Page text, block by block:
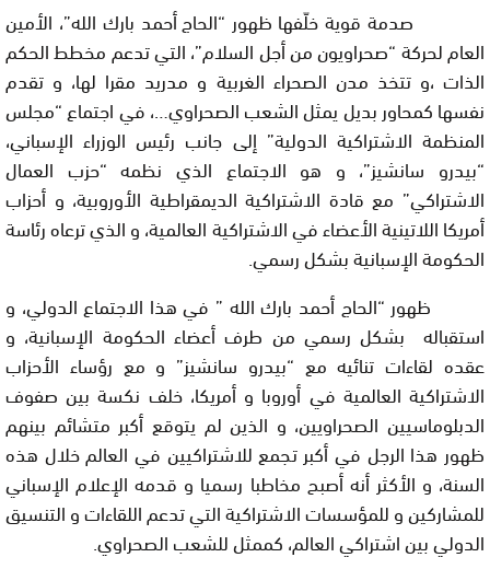
صدمة قوية خلّفها ظهور “الحاج أحمد بارك الله”، الأمين
العام لحركة “صحراويون من أجل السلام”، التي تدعم مخطط الحكم
الذات ،و تتخذ مدن الصحراء الغربية و مدريد مقرا لها، و تقدم
نفسها كمحاور بديل يمثل الشعب الصحراوي…، في اجتماع “مجلس
المنظمة الاشتراكية الدولية” إلى جانب رئيس الوزراء الإسباني،
“بيدرو سانشيز”، و هو الاجتماع الذي نظمه “حزب العمال
الاشتراكي” مع قادة الاشتراكية الديمقراطية الأوروبية، و أحزاب
أمريكا اللاتينية الأعضاء في الاشتراكية العالمية، و الذي ترعاه رئاسة
الحكومة الإسبانية بشكل رسمي.
ظهور “الحاج أحمد بارك الله ” في هذا الاجتماع الدولي، و
استقباله بشكل رسمي من طرف أعضاء الحكومة الإسبانية، و
عقده لقاءات تنائيه مع “بيدرو سانشيز” و مع رؤساء الأحزاب
الاشتراكية العالمية في أوروبا و أمريكا، خلف نكسة بين صفوف
الدبلوماسيين الصحراويين، و الذين لم يتوقع أكبر متشائم بينهم
ظهور هذا الرجل في أكبر تجمع للاشتراكيين في العالم خلال هذه
السنة، و الأكثر أنه أصبح مخاطبا رسميا و قدمه الإعلام الإسباني
للمشاركين و للمؤسسات الاشتراكية التي تدعم اللقاءات و التنسيق
الدولي بين اشتراكي العالم، كممثل للشعب الصحراوي.